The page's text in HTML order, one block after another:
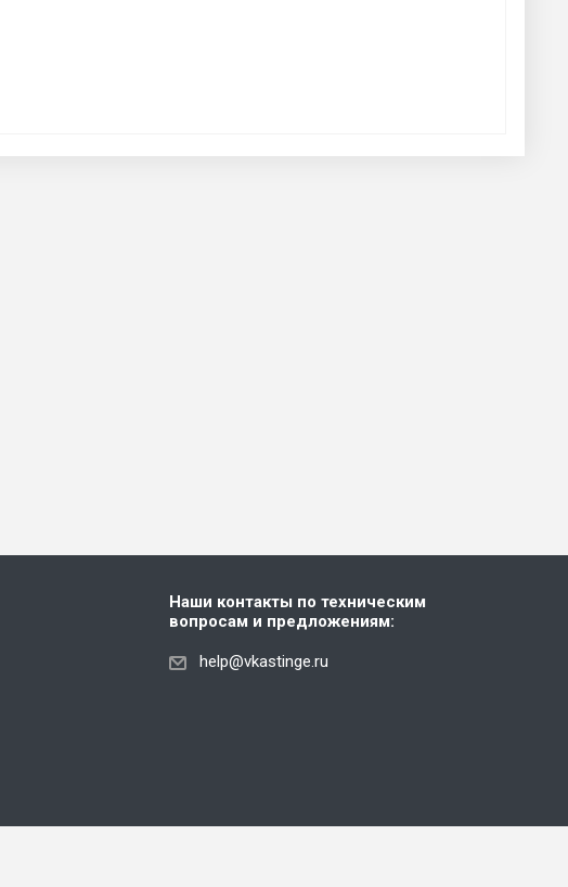
Наши контакты по техническим
вопросам и предложениям:
help@vkastinge.ru